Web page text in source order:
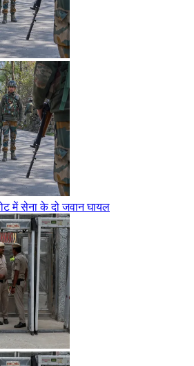
में सेना के दो जवान घायल